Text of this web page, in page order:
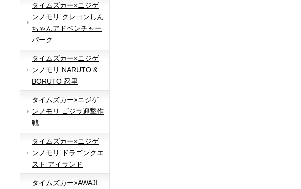
タイムズカー×ニジゲ
ンノモリ クレヨンしん
ちゃんアドベンチャー
パーク
タイムズカー×ニジゲ
ンノモリ NARUTO &
BORUTO 忍里
タイムズカー×ニジゲ
ンノモリ ゴジラ迎撃作
戦
タイムズカー×ニジゲ
ンノモリ ドラゴンクエ
スト アイランド
タイムズカー×AWAJI